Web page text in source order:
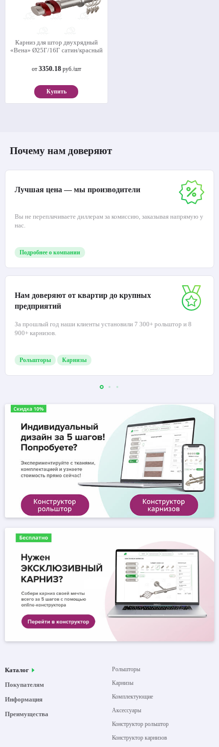
Карниз для штор двухрядный
«Вена» Ø25Г/16Г сатин/красный
от 3350.18руб./шт
Купить
Почему нам доверяют
Лучшая цена — мы производители
Вы не переплачиваете диллерам за комиссию, заказывая напрямую у
нас.
Подробнее о компании
Нам доверяют от квартир до крупных
предприятий
За прошлый год наши клиенты установили 7 300+ рольштор и 8
900+ карнизов.
Рольшторы Карнизы
Каталог
Покупателям
Информация
Преимущества
Рольшторы
Карнизы
Комплектующие
Аксессуары
Конструктор рольштор
Конструктор карнизов